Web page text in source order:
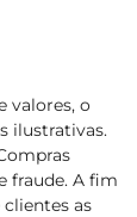
valores, o
ilustrativas.
fraude. A fim
as